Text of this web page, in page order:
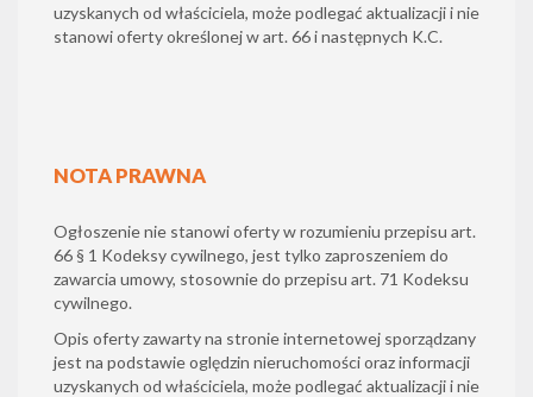
uzyskanych od właściciela, może podlegać aktualizacji i nie
stanowi oferty określonej w art. 66 i następnych K.C.
NOTA PRAWNA
Ogłoszenie nie stanowi oferty w rozumieniu przepisu art.
66 § 1 Kodeksy cywilnego, jest tylko zaproszeniem do
zawarcia umowy, stosownie do przepisu art. 71 Kodeksu
cywilnego.
Opis oferty zawarty na stronie internetowej sporządzany
jest na podstawie oględzin nieruchomości oraz informacji
uzyskanych od właściciela, może podlegać aktualizacji i nie